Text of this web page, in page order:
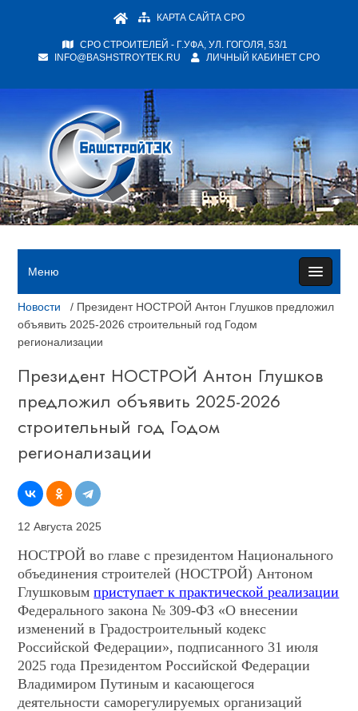
КАРТА САЙТА СРО
СРО СТРОИТЕЛЕЙ - Г.УФА, УЛ. ГОГОЛЯ, 53/1
INFO@BASHSTROYTEK.RU
ЛИЧНЫЙ КАБИНЕТ СРО
Меню
Новости
/ Президент НОСТРОЙ Антон Глушков предложил
объявить 2025-2026 строительный год Годом
регионализации
Президент НОСТРОЙ Антон Глушков
предложил объявить 2025-2026
строительный год Годом
регионализации
12 Августа 2025
НОСТРОЙ во главе с президентом Национального
объединения строителей (НОСТРОЙ) Антоном
Глушковымприступает к практической реализации
Федерального закона № 309-ФЗ «О внесении
изменений в Градостроительный кодекс
Российской Федерации», подписанного 31 июля
2025 года Президентом Российской Федерации
Владимиром Путиным и касающегося
деятельности саморегулируемых организаций